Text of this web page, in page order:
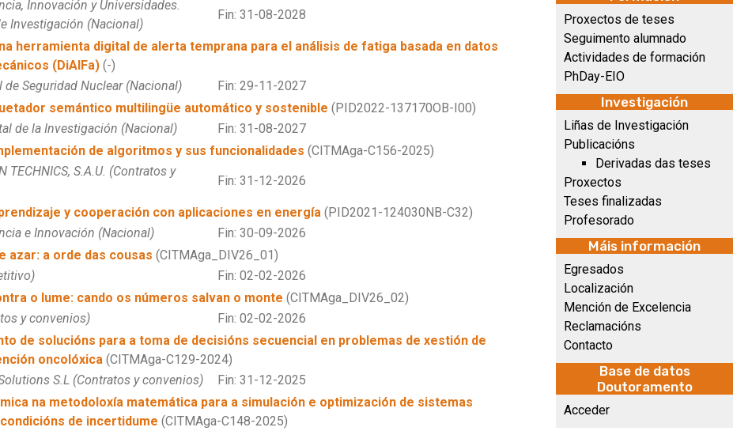
Innovación y Universidades.
Investigación (Nacional)
Fin: 31-08-2028
herramienta digital de alerta temprana para el análisis de fatiga basada en datos
(DiAlFa) (-)
de Seguridad Nuclear (Nacional)
Fin: 29-11-2027
semántico multilingüe automático y sostenible (PID2022-137170OB-I00)
de la Investigación (Nacional)
Fin: 31-08-2027
de algoritmos y sus funcionalidades (CITMAga-C156-2025)
TECHNICS, S.A.U. (Contratos y
Fin: 31-12-2026
y cooperación con aplicaciones en energía (PID2021-124030NB-C32)
e Innovación (Nacional)
Fin: 30-09-2026
azar: a orde das cousas (CITMAga_DIV26_01)
Fin: 02-02-2026
o lume: cando os números salvan o monte (CITMAga_DIV26_02)
y convenios)
Fin: 02-02-2026
de solucións para a toma de decisións secuencial en problemas de xestión de
oncolóxica (CITMAga-C129-2024)
S.L (Contratos y convenios)
Fin: 31-12-2025
na metodoloxía matemática para a simulación e optimización de sistemas
de incertidume (CITMAga-C148-2025)
Proxectos de teses
Seguimento alumnado
Actividades de formación
PhDay-EIO
Investigación
Liñas de Investigación
Publicacións
Derivadas das teses
Proxectos
Teses finalizadas
Profesorado
Máis información
Egresados
Localización
Mención de Excelencia
Reclamacións
Contacto
Base de datos
Doutoramento
Acceder